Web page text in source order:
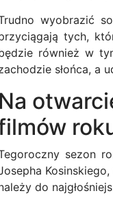
wyobrazić
tych,
również w
słońca, a
Na
sezon
do